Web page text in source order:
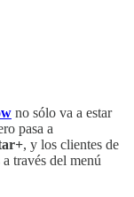
no sólo va a estar
pasa a
, y los clientes de
través del menú